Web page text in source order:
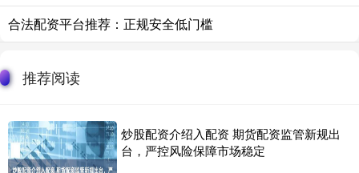
合法配资平台推荐：正规安全低门槛
推荐阅读
炒股配资介绍入配资 期货配资监管新规出
台，严控风险保障市场稳定